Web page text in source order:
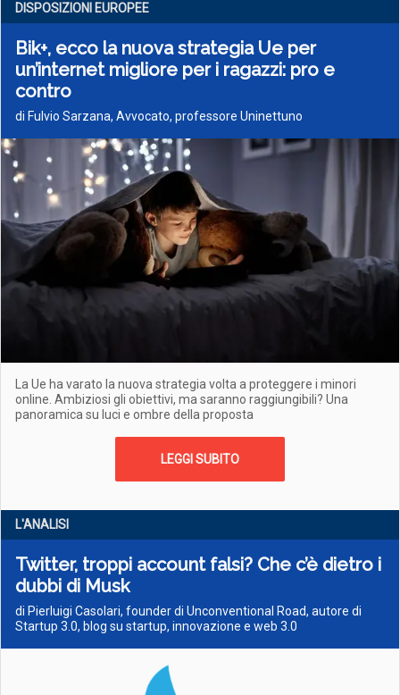
DISPOSIZIONI EUROPEE
Bik+, ecco la nuova strategia Ue per
un’internet migliore per i ragazzi: pro e
contro
di Fulvio Sarzana, Avvocato, professore Uninettuno
La Ue ha varato la nuova strategia volta a proteggere i minori
online. Ambiziosi gli obiettivi, ma saranno raggiungibili? Una
panoramica su luci e ombre della proposta
LEGGI SUBITO
L'ANALISI
Twitter, troppi account falsi? Che c’è dietro i
dubbi di Musk
di Pierluigi Casolari, founder di Unconventional Road, autore di
Startup 3.0, blog su startup, innovazione e web 3.0